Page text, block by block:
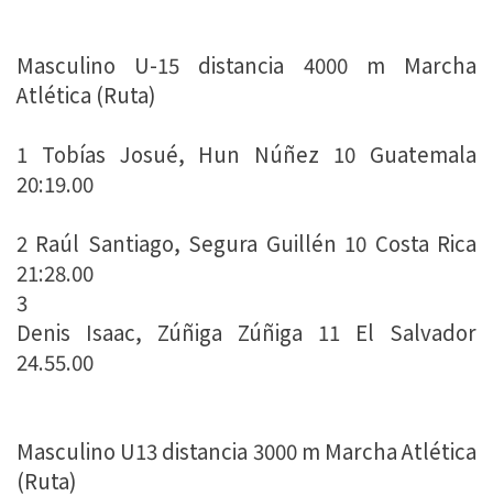
Masculino U-15 distancia 4000 m Marcha
Atlética (Ruta)
1 Tobías Josué, Hun Núñez 10 Guatemala
20:19.00
2 Raúl Santiago, Segura Guillén 10 Costa Rica
21:28.00
3
Denis Isaac, Zúñiga Zúñiga 11 El Salvador
24.55.00
Masculino U13 distancia 3000 m Marcha Atlética
(Ruta)